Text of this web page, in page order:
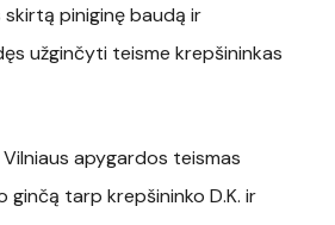
piniginę baudą ir
užginčyti teisme krepšininkas
Vilniaus apygardos teismas
ginčą tarp krepšininko D.K. ir